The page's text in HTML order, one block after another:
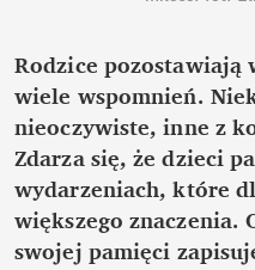
Rodzice pozostawiają
wiele wspomnień.
nieoczywiste, inne z
Zdarza się, że dzieci
wydarzeniach, które
większego znaczenia.
swojej pamięci